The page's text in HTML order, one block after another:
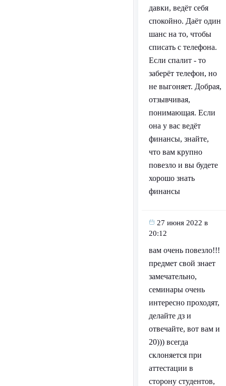
давки, ведёт себя
спокойно. Даёт один
шанс на то, чтобы
списать с телефона.
Если спалит - то
заберёт телефон, но
не выгоняет. Добрая,
отзывчивая,
понимающая. Если
она у вас ведёт
финансы, знайте,
что вам крупно
повезло и вы будете
хорошо знать
финансы
27 июня 2022 в
20:12
вам очень повезло!!!
предмет свой знает
замечательно,
семинары очень
интересно проходят,
делайте дз и
отвечайте, вот вам и
20))) всегда
склоняется при
аттестации в
сторону студентов,